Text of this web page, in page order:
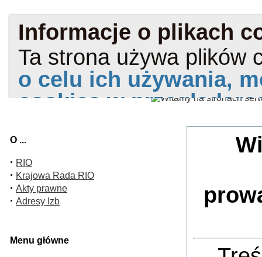
O ...
· RIO
· Krajowa Rada RIO
· Akty prawne
· Adresy Izb
Menu główne